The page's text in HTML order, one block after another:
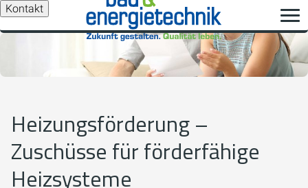
Kontakt
Heizungsförderung –
Zuschüsse für förderfähige
Heizsysteme